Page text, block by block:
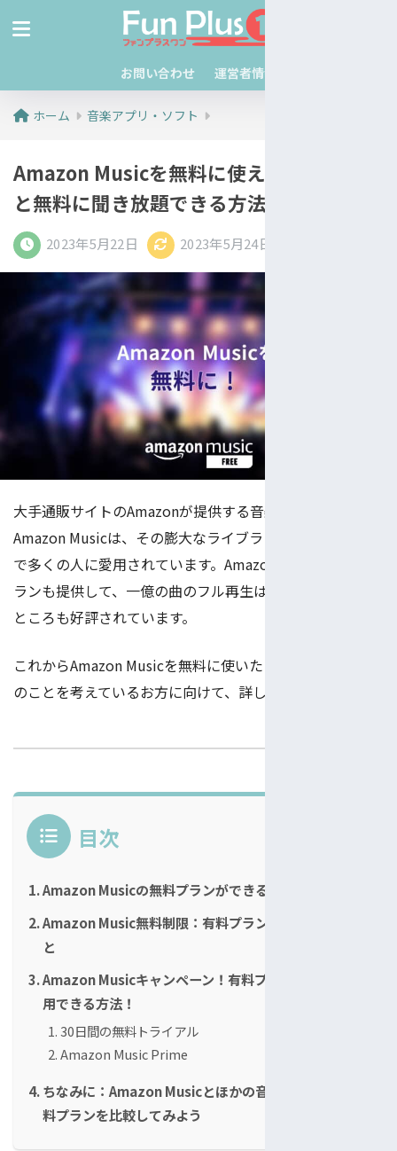
お問い合わせ 運営者情報
ホーム 音楽アプリ・ソフト
Amazon Musicを無料に使えば？無料制限
と無料に聞き放題できる方法も！
2023年5月22日 2023年5月24日
大手通販サイトのAmazonが提供する音楽配信サービスの
Amazon Musicは、その膨大なライブラリと簡単な使い方
で多くの人に愛用されています。Amazon Musicは無料プ
ランも提供して、一億の曲のフル再生は完全無料にできる
ところも好評されています。
これからAmazon Musicを無料に使いたくて、無料プラン
のことを考えているお方に向けて、詳しくご紹介します。
目次
Amazon Musicの無料プランができること
Amazon Music無料制限：有料プランしかできないこ
と
Amazon Musicキャンペーン！有料プランを無料に利
用できる方法！
30日間の無料トライアル
Amazon Music Prime
ちなみに：Amazon Musicとほかの音楽サービスの無
料プランを比較してみよう